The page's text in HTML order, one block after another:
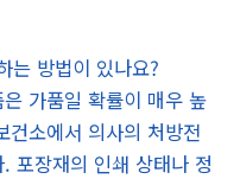
는 방법이 있나요?
가품일 확률이 매우 높
소에서 의사의 처방전
포장재의 인쇄 상태나 정